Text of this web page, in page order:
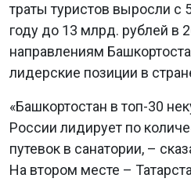
траты туристов выросли с
году до 13 млрд. рублей в
направлениям
лидерские позиции в
«Башкортостан в топ-30
России лидирует по
путевок в санатории, –
На втором месте –